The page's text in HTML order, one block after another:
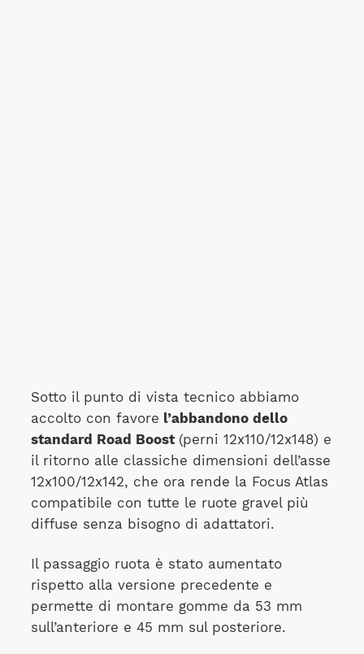
Sotto il punto di vista tecnico abbiamo
accolto con favore l’abbandono dello
standard Road Boost (perni 12x110/12x148) e
il ritorno alle classiche dimensioni dell’asse
12x100/12x142, che ora rende la Focus Atlas
compatibile con tutte le ruote gravel più
diffuse senza bisogno di adattatori.
Il passaggio ruota è stato aumentato
rispetto alla versione precedente e
permette di montare gomme da 53 mm
sull’anteriore e 45 mm sul posteriore.